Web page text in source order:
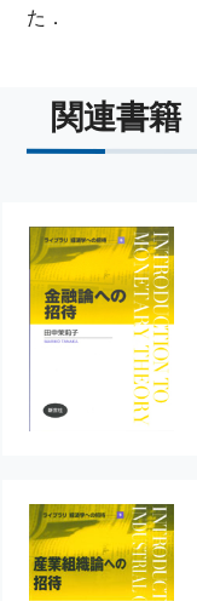
た．
関連書籍